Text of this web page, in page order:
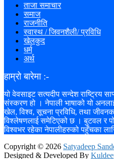
ताजा समाचार
समाज
राजनीति
स्वास्थ / जिवनशैली/ प्रविधि
खेलकुद
धर्म
अर्थ
हाम्रो बारेमा :-
यो वेवसाइट सत्यदीप सन्देश राष्ट्रिय
संस्करण हो । नेपाली भाषाको यो
खेल, विश्व, सूचना प्रविधि, तथा
विश्लेषणलाई समेटिएको छ । बुटवल र
विश्वभर रहेका नेपालीहरुको पहुँचका
Copyright © 2026 Satyadeep
Designed & Developed By